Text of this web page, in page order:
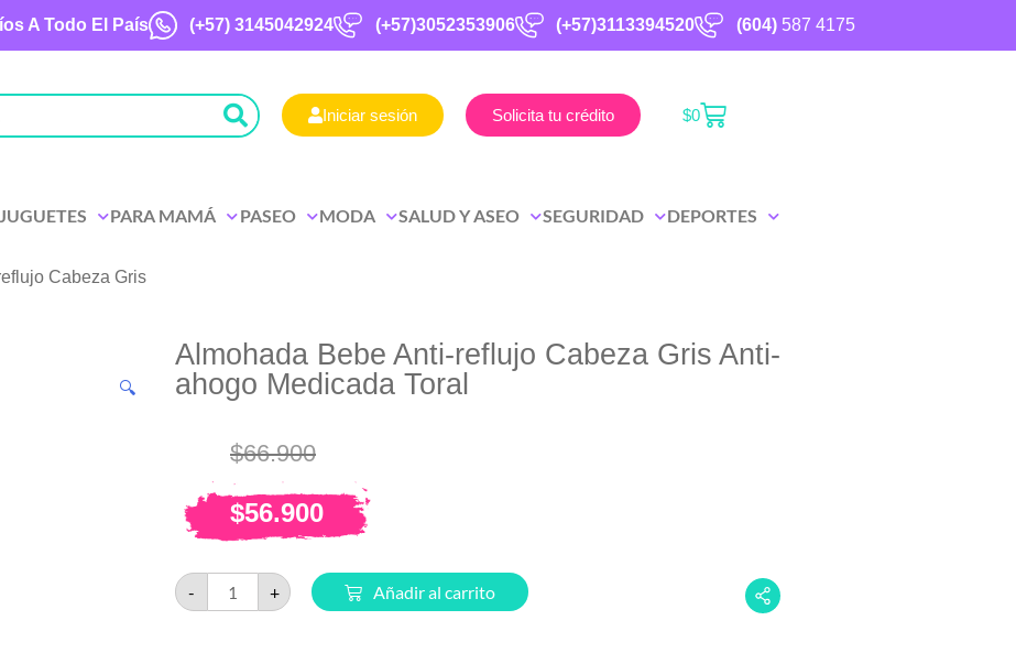
A Todo El País (+57) 3145042924 (+57)3052353906 (+57)3113394520 (604)587 4175
Iniciar sesión Solicita tu crédito $0
JUGUETES PARA MAMÁ PASEO MODA SALUD Y ASEO SEGURIDAD DEPORTES
Cabeza Gris
🔍
Almohada Bebe Anti-reflujo Cabeza Gris Anti-
ahogo Medicada Toral
$66.900
$56.900
- + Añadir al carrito